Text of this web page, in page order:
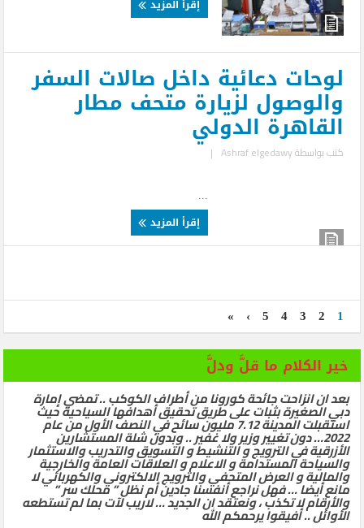
إقرأ المزيد
لوحات دعائية داخل صالات السفر
والوصول لزيارة متحف مطار
القاهرة الدولي
كتب بواسطةAshraf elgedawy
|
إقرأ المزيد
1
2
3
4
5
›
»
خير الكلام ما قلَّ ودلَّ
بعد ان انزاحت جائحة كورونا من أطراف الكوكب .. تمضي إمارة
دبي الصغيرة بثبات على طريق تحقيق أهدافها السياحية حيث
استقبلت المدينة 7.12 مليون سائح في النصف الأول من عام
2022… دون تغيير وزير ولا غفير .. وبدون شلة المستشارين
الأزرقية في الترويج و التنشيط و التسويق والتدريب والاستثمار
والسياحة المستدامة و الاعلام و العلاقات العامة والخارجية
والمالية و العرض المتحفي والترويج الالكتروني والكهربائي لا
مانع أيضا … فهل نراجع أنفسنا جادين أم نظل ” محلك سر ”
والأرقام لا تكذب ، ونعتقد ان الجديد … لاريب لآت بما لم تستطعه
الأوائل .. أفيقوا يرحمكم الله